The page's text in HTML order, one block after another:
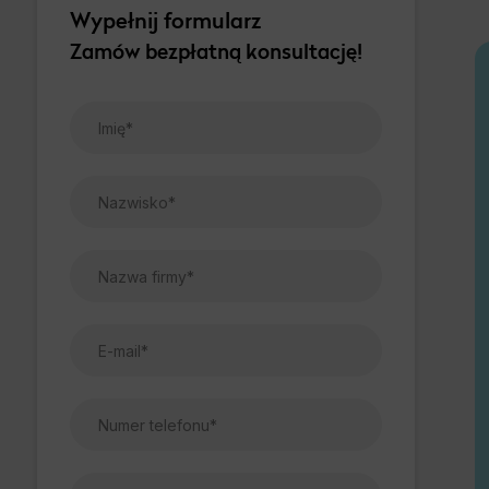
Wypełnij formularz
Zamów bezpłatną konsultację!